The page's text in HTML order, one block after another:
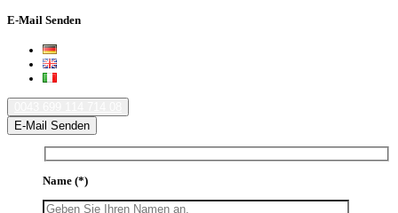
E-Mail Senden
E-Mail Senden
Name (*)